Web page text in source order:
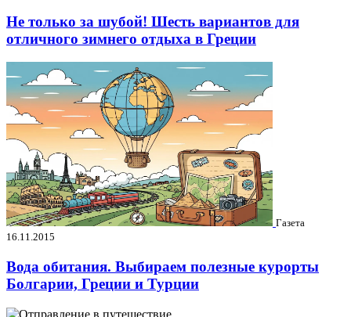
Не только за шубой! Шесть вариантов для
отличного зимнего отдыха в Греции
Газета
16.11.2015
Вода обитания. Выбираем полезные курорты
Болгарии, Греции и Турции